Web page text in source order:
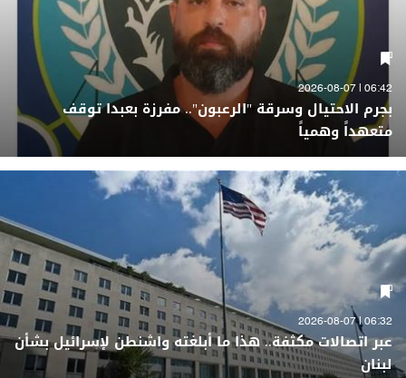
06:42 | 2026-08-07
بجرم الاحتيال وسرقة "الرعبون".. مفرزة بعبدا توقف
متعهداً وهمياً
06:32 | 2026-08-07
عبر اتصالات مكثفة.. هذا ما أبلغته واشنطن لإسرائيل بشأن
لبنان